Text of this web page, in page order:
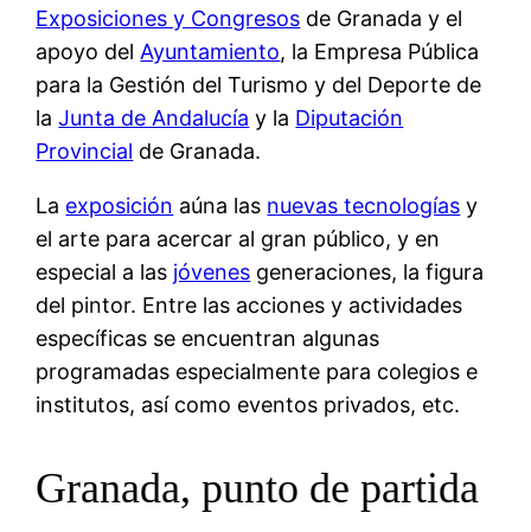
Exposiciones y Congresos de Granada y el
apoyo del Ayuntamiento, la Empresa Pública
para la Gestión del Turismo y del Deporte de
laJunta de Andalucía y la Diputación
Provincial de Granada.
La exposición aúna las nuevas tecnologías y
el arte para acercar al gran público, y en
especial a las jóvenes generaciones, la figura
del pintor. Entre las acciones y actividades
específicas se encuentran algunas
programadas especialmente para colegios e
institutos, así como eventos privados, etc.
Granada, punto de partida